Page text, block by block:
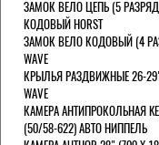
ЗАМОК ВЕЛО ЦЕПЬ (5
КОДОВЫЙ HORST
ЗАМОК ВЕЛО КОДОВЫЙ (4
WAVE
КРЫЛЬЯ РАЗДВИЖНЫЕ 26-
WAVE
КАМЕРА АНТИПРОКОЛЬНАЯ
(50/58-622) АВТО НИППЕЛЬ